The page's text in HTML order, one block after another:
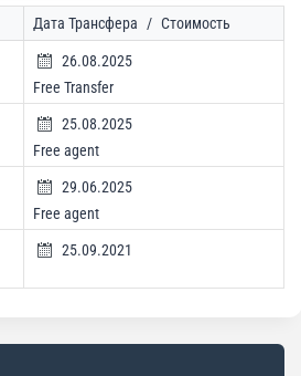
Дата Трансфера / Стоимость
26.08.2025
Free Transfer
25.08.2025
Free agent
29.06.2025
Free agent
25.09.2021